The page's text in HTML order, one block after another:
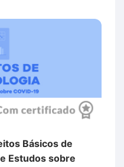
Básicos de
Estudos sobre